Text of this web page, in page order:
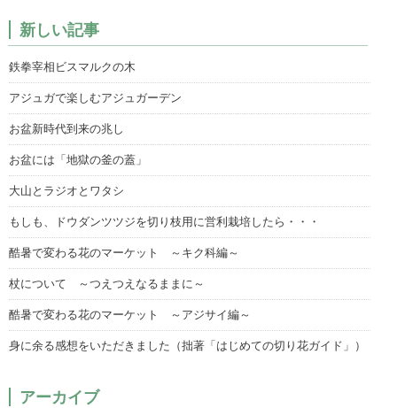
新しい記事
鉄拳宰相ビスマルクの木
アジュガで楽しむアジュガーデン
お盆新時代到来の兆し
お盆には「地獄の釜の蓋」
大山とラジオとワタシ
もしも、ドウダンツツジを切り枝用に営利栽培したら・・・
酷暑で変わる花のマーケット ～キク科編～
杖について ～つえつえなるままに～
酷暑で変わる花のマーケット ～アジサイ編～
身に余る感想をいただきました（拙著「はじめての切り花ガイド」）
アーカイブ